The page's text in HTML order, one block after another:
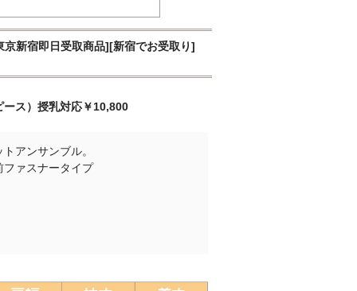
新宿即日受取商品][新宿でお受取り]
ス）授乳対応￥10,800
アンサンブル。
ファスナータイプ